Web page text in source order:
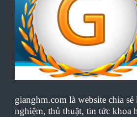
gianghm.com là website chia
nghiệm, thủ thuật, tin tức khoa